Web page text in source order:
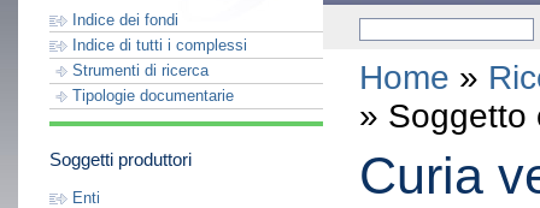
Indice dei fondi
Indice di tutti i complessi
Strumenti di ricerca
Tipologie documentarie
Soggetti produttori
Enti
Home »
» Soggetto
Curia